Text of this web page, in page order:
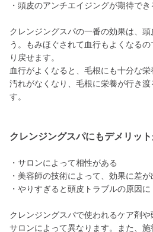
・頭皮のアンチエイジングが期待でき
クレンジングスパの一番の効果は、
う。もみほぐされて血行もよくなる
り戻せます。
血行がよくなると、毛根にも十分な
汚れがなくなり、毛根に栄養が行き
す。
クレンジングスパにもデメリット
・サロンによって相性がある
・美容師の技術によって、効果に差
・やりすぎると頭皮トラブルの原因に
クレンジングスパで使われるケア剤や
サロンによって異なります。また、